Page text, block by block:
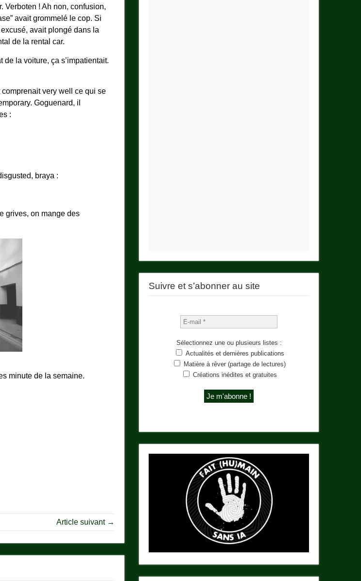
Verboten ! Ah non, confusion,
avait grommelé le cop. Si
excusé, avait plongé dans la
de la rental car.
de la voiture, ça s’impatientait.
very well ce qui se
Goguenard, il
:
braya :
grives, on mange des
minute de la semaine.
Article suivant →
Suivre et s’abonner au site
Sélectionnez une ou plusieurs listes :
Actualités et dernières publications
Matière à rêver (partage de lectures)
Créations inédites et gratuites